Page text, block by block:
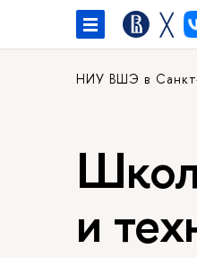
╳
НИУ ВШЭ в
и